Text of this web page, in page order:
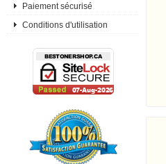
Paiement sécurisé
Conditions d'utilisation